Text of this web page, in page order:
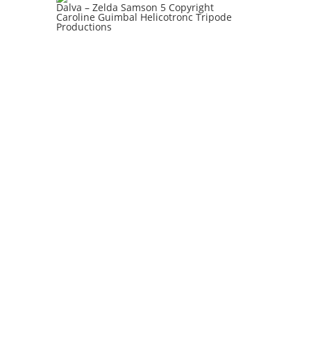
Dalva – Zelda Samson 5 Copyright
Caroline Guimbal Helicotronc Tripode
Productions